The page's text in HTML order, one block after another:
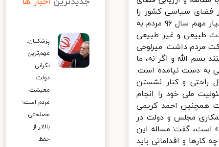
سیاسی کشور را
صادقانه با مردم در میان گذاشت. میرلوحی گفت: در انتخابات پرشور و بسیار مهم سال ۹۶ مردم به
به دنبال آن حوادث طبیعی و غیر طبیعی
مردم داشت. میرلوحی
کنند بسم الله و اگر نه، ما
به دست نیامده است.
راحتی و کنار نشستن
ملی خود را انجام
همچنین احمد کریمی
مجلس و دولت در
است، گفت: مساله این
و اقداماتی باید
پزشکیان:
مهم‌ترین
نگرانی
دولت
معیشت
مردم است؛
مصلحتی
بالاتر از
حفظ